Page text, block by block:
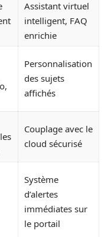
Assistant virtuel
intelligent, FAQ
enrichie
Personnalisation
des sujets
affichés
Couplage avec le
cloud sécurisé
Système
d’alertes
immédiates sur
le portail